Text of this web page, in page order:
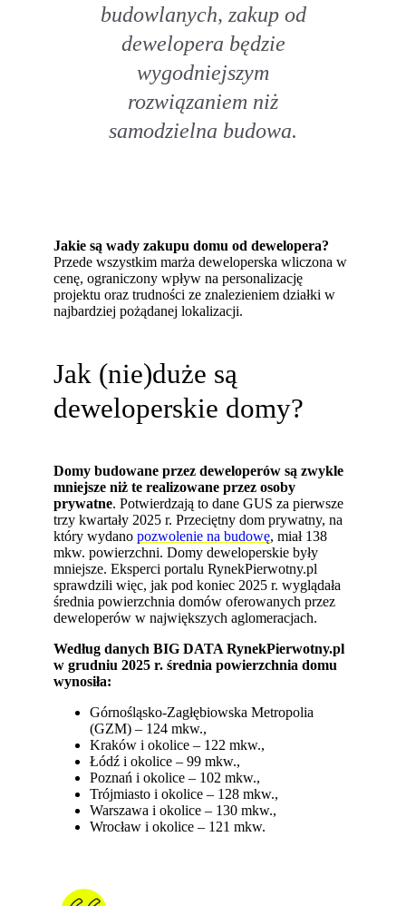
budowlanych, zakup od
dewelopera będzie
wygodniejszym
rozwiązaniem niż
samodzielna budowa.
Jakie są wady zakupu domu od dewelopera?
Przede wszystkim marża deweloperska wliczona w
cenę, ograniczony wpływ na personalizację
projektu oraz trudności ze znalezieniem działki w
najbardziej pożądanej lokalizacji.
Jak (nie)duże są
deweloperskie domy?
Domy budowane przez deweloperów są zwykle
mniejsze niż te realizowane przez osoby
prywatne. Potwierdzają to dane GUS za pierwsze
trzy kwartały 2025 r. Przeciętny dom prywatny, na
który wydanopozwolenie na budowę, miał 138
mkw. powierzchni. Domy deweloperskie były
mniejsze. Eksperci portalu RynekPierwotny.pl
sprawdzili więc, jak pod koniec 2025 r. wyglądała
średnia powierzchnia domów oferowanych przez
deweloperów w największych aglomeracjach.
Według danych BIG DATA RynekPierwotny.pl
w grudniu 2025 r. średnia powierzchnia domu
wynosiła:
Górnośląsko-Zagłębiowska Metropolia
(GZM) – 124 mkw.,
Kraków i okolice – 122 mkw.,
Łódź i okolice – 99 mkw.,
Poznań i okolice – 102 mkw.,
Trójmiasto i okolice – 128 mkw.,
Warszawa i okolice – 130 mkw.,
Wrocław i okolice – 121 mkw.